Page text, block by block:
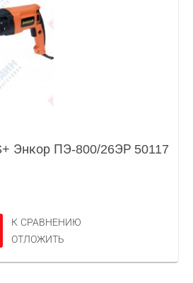
Энкор ПЭ-800/26ЭР 50117
К СРАВНЕНИЮ
ОТЛОЖИТЬ